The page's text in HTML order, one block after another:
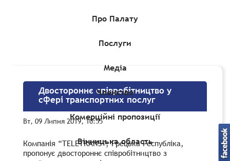
Про Палату
Послуги
Медіа
Членство
Комерційні пропозиції
Вінницька область
Комерційні пропозиції»Двостороннє
Двостороннє співробітництво у
сфері транспортних послуг
Вт, 09 Липня 2019, 10:55
Компанія “TELETRANS”, Грецька Республіка,
пропонує двостороннє співробітництво з